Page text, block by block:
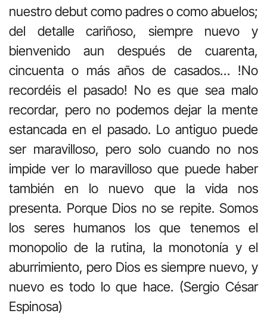
nuestro debut como padres o como abuelos;
del detalle cariñoso, siempre nuevo y
bienvenido aun después de cuarenta,
cincuenta o más años de casados… !No
recordéis el pasado! No es que sea malo
recordar, pero no podemos dejar la mente
estancada en el pasado. Lo antiguo puede
ser maravilloso, pero solo cuando no nos
impide ver lo maravilloso que puede haber
también en lo nuevo que la vida nos
presenta. Porque Dios no se repite. Somos
los seres humanos los que tenemos el
monopolio de la rutina, la monotonía y el
aburrimiento, pero Dios es siempre nuevo, y
nuevo es todo lo que hace. (Sergio César
Espinosa)